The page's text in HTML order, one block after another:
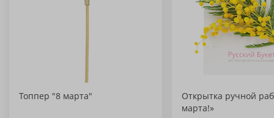
Топпер "8 марта"
Открытка ручной
марта!»